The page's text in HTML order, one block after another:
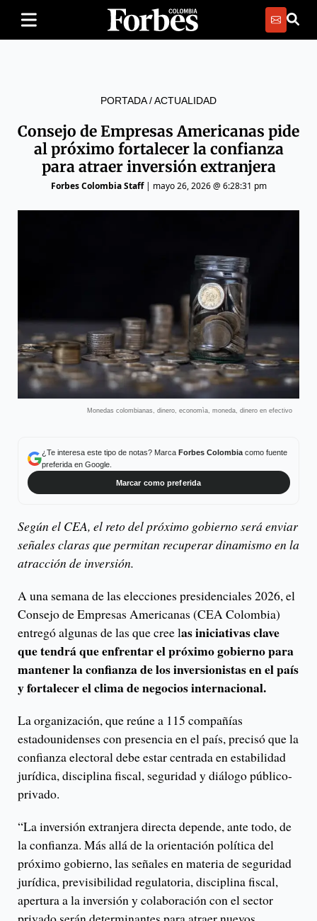
PORTADA/ACTUALIDAD
Consejo de Empresas Americanas pide
al próximo fortalecer la confianza
para atraer inversión extranjera
Forbes Colombia Staff| mayo 26, 2026 @ 6:28:31 pm
Monedas colombianas, dinero, economìa, moneda, dinero en efectivo
¿Te interesa este tipo de notas? Marca Forbes Colombiacomo fuente
preferida en Google.
Marcar como preferida
Según el CEA, el reto del próximo gobierno será enviar
señales claras que permitan recuperar dinamismo en la
atracción de inversión.
A una semana de las elecciones presidenciales 2026, el
Consejo de Empresas Americanas (CEA Colombia)
entregó algunas de las que cree las iniciativas clave
que tendrá que enfrentar el próximo gobierno para
mantener la confianza de los inversionistas en el país
y fortalecer el clima de negocios internacional.
La organización, que reúne a 115 compañías
estadounidenses con presencia en el país, precisó que la
confianza electoral debe estar centrada en estabilidad
jurídica, disciplina fiscal, seguridad y diálogo público-
privado.
“La inversión extranjera directa depende, ante todo, de
la confianza. Más allá de la orientación política del
próximo gobierno, las señales en materia de seguridad
jurídica, previsibilidad regulatoria, disciplina fiscal,
apertura a la inversión y colaboración con el sector